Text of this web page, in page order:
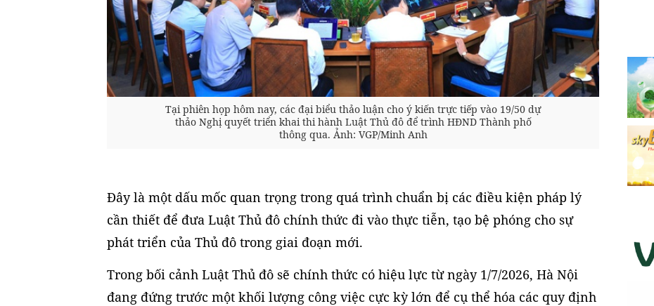
Tại phiên họp hôm nay, các đại biểu thảo luận cho ý kiến trực tiếp vào 19/50 dự
thảo Nghị quyết triển khai thi hành Luật Thủ đô để trình HĐND Thành phố
thông qua. Ảnh: VGP/Minh Anh
Đây là một dấu mốc quan trọng trong quá trình chuẩn bị các điều kiện pháp lý
cần thiết để đưa Luật Thủ đô chính thức đi vào thực tiễn, tạo bệ phóng cho sự
phát triển của Thủ đô trong giai đoạn mới.
Trong bối cảnh Luật Thủ đô sẽ chính thức có hiệu lực từ ngày 1/7/2026, Hà Nội
đang đứng trước một khối lượng công việc cực kỳ lớn để cụ thể hóa các quy định